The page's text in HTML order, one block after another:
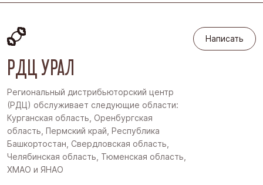
Восточная Сибирь
Западная Сибирь
Поволжье
Северо-Запад
Урал
Черноземье
РДЦ УРАЛ
Региональный дистрибьюторский центр
(РДЦ) обслуживает следующие области:
Курганская область, Оренбургская
область, Пермский край, Республика
Башкортостан, Свердловская область,
Челябинская область, Тюменская область,
ХМАО и ЯНАО
Написать